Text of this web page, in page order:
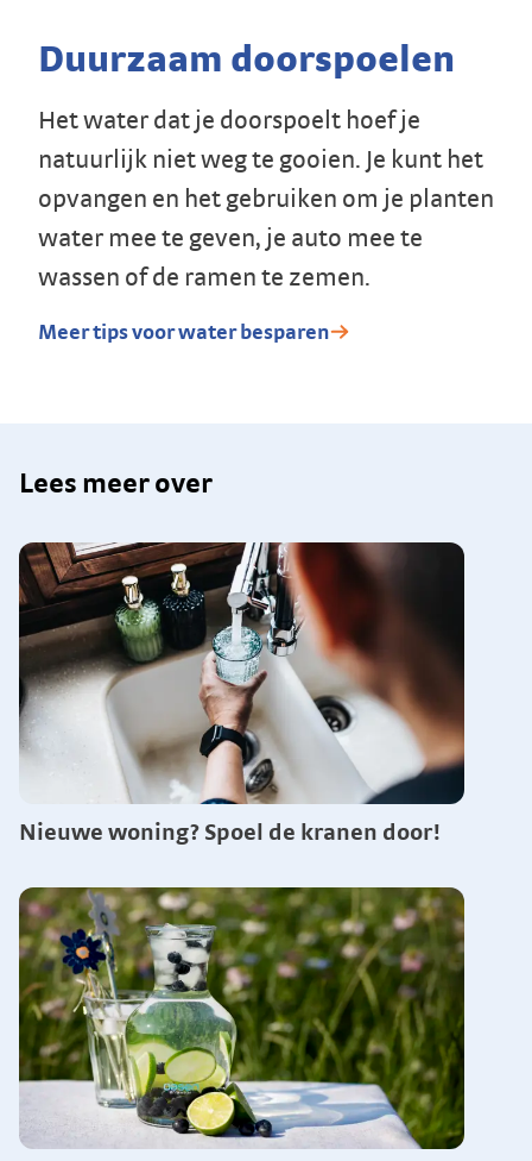
Duurzaam doorspoelen
Het water dat je doorspoelt hoef je
natuurlijk niet weg te gooien. Je kunt het
opvangen en het gebruiken om je planten
water mee te geven, je auto mee te
wassen of de ramen te zemen.
Meer tips voor water besparen
Lees meer over
Nieuwe woning? Spoel de kranen door!